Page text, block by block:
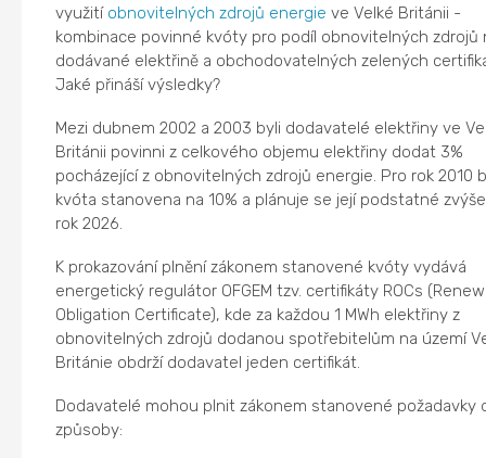
využití obnovitelných zdrojů energie ve Velké Británii -
kombinace povinné kvóty pro podíl obnovitelných zdrojů
dodávané elektřině a obchodovatelných zelených
Jaké přináší výsledky?
Mezi dubnem 2002 a 2003 byli dodavatelé elektřiny ve
Británii povinni z celkového objemu elektřiny dodat 3%
pocházející z obnovitelných zdrojů energie. Pro rok 2010
kvóta stanovena na 10% a plánuje se její podstatné
rok 2026.
K prokazování plnění zákonem stanovené kvóty vydává
energetický regulátor OFGEM tzv. certifikáty ROCs
Obligation Certificate), kde za každou 1 MWh elektřiny z
obnovitelných zdrojů dodanou spotřebitelům na území
Británie obdrží dodavatel jeden certifikát.
Dodavatelé mohou plnit zákonem stanovené požadavky
způsoby: